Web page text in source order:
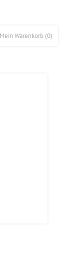
Mein Warenkorb (0)